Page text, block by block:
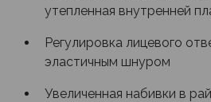
утепленная внутренней
Регулировка лицевого
эластичным шнуром
Увеличенная набивки в